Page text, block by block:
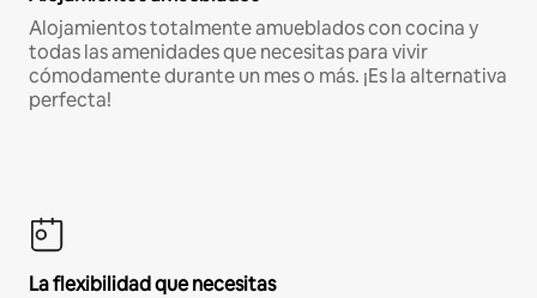
Alojamientos totalmente amueblados con cocina y
todas las amenidades que necesitas para vivir
cómodamente durante un mes o más. ¡Es la alternativa
perfecta!
La flexibilidad que necesitas